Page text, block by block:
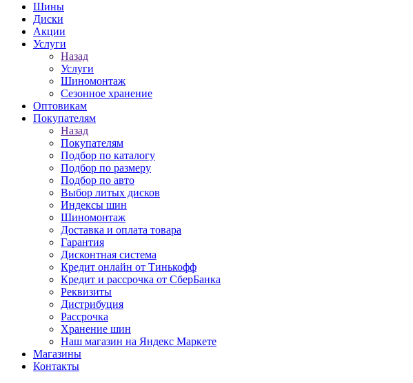
Шины
Диски
Акции
Услуги
Назад
Услуги
Шиномонтаж
Сезонное хранение
Оптовикам
Покупателям
Назад
Покупателям
Подбор по каталогу
Подбор по размеру
Подбор по авто
Выбор литых дисков
Индексы шин
Шиномонтаж
Доставка и оплата товара
Гарантия
Дисконтная система
Кредит онлайн от Тинькофф
Кредит и рассрочка от СберБанка
Реквизиты
Дистрибуция
Рассрочка
Хранение шин
Наш магазин на Яндекс Маркете
Магазины
Контакты